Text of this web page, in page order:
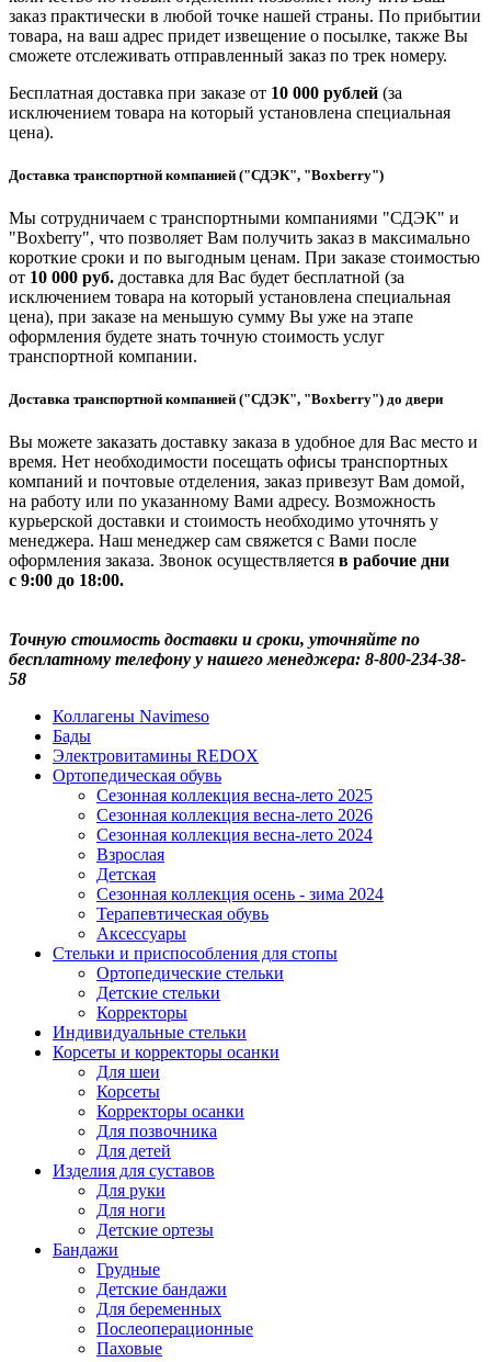
заказ практически в любой точке нашей страны. По прибытии
товара, на ваш адрес придет извещение о посылке, также Вы
сможете отслеживать отправленный заказ по трек номеру.
Бесплатная доставка при заказе от 10 000 рублей (за
исключением товара на который установлена специальная
цена).
Доставка транспортной компанией ("СДЭК", "Boxberry")
Мы сотрудничаем с транспортными компаниями "СДЭК" и
"Boxberry", что позволяет Вам получить заказ в максимально
короткие сроки и по выгодным ценам. При заказе стоимостью
от 10 000 руб. доставка для Вас будет бесплатной (за
исключением товара на который установлена специальная
цена), при заказе на меньшую сумму Вы уже на этапе
оформления будете знать точную стоимость услуг
транспортной компании.
Доставка транспортной компанией ("СДЭК", "Boxberry") до двери
Вы можете заказать доставку заказа в удобное для Вас место и
время. Нет необходимости посещать офисы транспортных
компаний и почтовые отделения, заказ привезут Вам домой,
на работу или по указанному Вами адресу. Возможность
курьерской доставки и стоимость необходимо уточнять у
менеджера. Наш менеджер сам свяжется с Вами после
оформления заказа. Звонок осуществляется в рабочие дни
с 9:00 до 18:00.
Точную стоимость доставки и сроки, уточняйте по
бесплатному телефону у нашего менеджера: 8-800-234-38-
58
Коллагены Navimeso
Бады
Электровитамины REDOX
Ортопедическая обувь
Сезонная коллекция весна-лето 2025
Сезонная коллекция весна-лето 2026
Сезонная коллекция весна-лето 2024
Взрослая
Детская
Сезонная коллекция осень - зима 2024
Терапевтическая обувь
Аксессуары
Стельки и приспособления для стопы
Ортопедические стельки
Детские стельки
Корректоры
Индивидуальные стельки
Корсеты и корректоры осанки
Для шеи
Корсеты
Корректоры осанки
Для позвочника
Для детей
Изделия для суставов
Для руки
Для ноги
Детские ортезы
Бандажи
Грудные
Детские бандажи
Для беременных
Послеоперационные
Паховые